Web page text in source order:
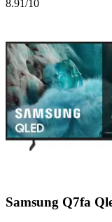
8.91/10
Samsung Q7fa